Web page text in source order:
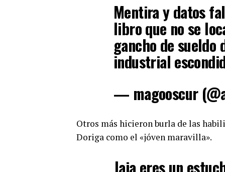
Mentira y datos
libro que no se
gancho de sueldo
industrial
— magooscur
Otros más hicieron burla de las
Doriga como el «jóven maravilla».
Jaja eres un